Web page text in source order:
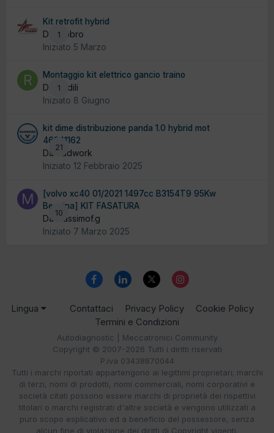
1
Kit retrofit hybrid
Da fabbro
Iniziato 5 Marzo
1
Montaggio kit elettrico gancio traino
Da Rodili
Iniziato 8 Giugno
21
kit dime distribuzione panda 1.0 hybrid mot
46341162
Da badwork
Iniziato 12 Febbraio 2025
10
[volvo xc40 01/2021 1497cc B3154T9 95Kw
Benzina] KIT FASATURA
Da massimof.g
Iniziato 7 Marzo 2025
Lingua Contattaci Privacy Policy
Cookie Policy
Termini e Condizioni
Autodiagnostic | Meccatronici Community
Copyright © 2007-2026 Tutti i diritti riservati
P.iva 03438870044
Tutti i marchi riportati appartengono ai legittimi proprietari; marchi
di terzi, nomi di prodotti, nomi commerciali, nomi corporativi e
società citati possono essere marchi di proprietà dei rispettivi
titolari o marchi registrati d'altre società e vengono utilizzati a
puro scopo esplicativo ed a beneficio del possessore, senza
alcun fine di violazione dei diritti di Copyright vigenti.